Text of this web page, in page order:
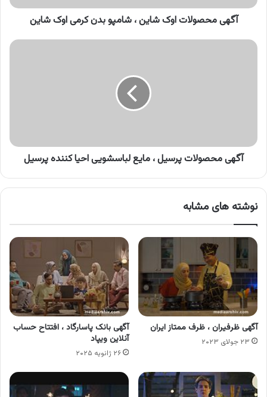
اوک
آگهی محصولات اوک شاین ، شامپو بدن کرمی اوک شاین
آگهی
پرسیل
آگهی محصولات پرسیل ، مایع لباسشویی احیا کننده پرسیل
نوشته های مشابه
آگهی ظرفیران ، ظرف ممتاز ایران
۲۳ جولای ۲۰۲۳
آگهی بانک پاسارگاد ، افتتاح حساب
آنلاین ویپاد
۲۶ ژانویه ۲۰۲۵